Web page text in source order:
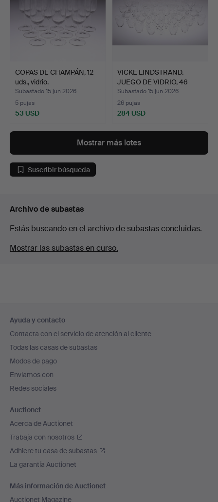
COPAS DE CHAMPÁN, 12
uds., vidrio.
Subastado 15 jun 2026
5 pujas
53 USD
VICKE LINDSTRAND.
JUEGO DE VIDRIO, 46
piez…
Subastado 15 jun 2026
26 pujas
284 USD
Mostrar más lotes
Suscribir búsqueda
Archivo de subastas
Estás buscando en el archivo de subastas concluidas.
Mostrar las subastas en curso.
en
el
pie
de
página
Ayuda y contacto
Contacta con el servicio de atención al cliente
Todas las casas de subastas
Modos de pago
Enviamos con
Redes sociales
Auctionet
Acerca de Auctionet
Trabaja con nosotros
Adhiere tu casa de subastas
La garantía Auctionet
Más información de Auctionet
Auctionet Magazine